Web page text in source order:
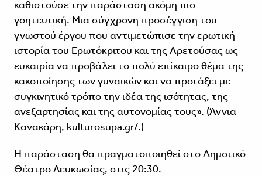
καθιστούσε την παράσταση ακόμη πιο
γοητευτική. Μια σύγχρονη προσέγγιση του
γνωστού έργου που αντιμετώπισε την ερωτική
ιστορία του Ερωτόκριτου και της Αρετούσας ως
ευκαιρία να προβάλει το πολύ επίκαιρο θέμα της
κακοποίησης των γυναικών και να προτάξει με
συγκινητικό τρόπο την ιδέα της ισότητας, της
ανεξαρτησίας και της αυτονομίας τους». (Άννια
Κανακάρη, kulturosupa.gr/.)
Η παράσταση θα πραγματοποιηθεί στο Δημοτικό
Θέατρο Λευκωσίας, στις 20:30.